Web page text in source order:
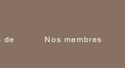
de Nos membres